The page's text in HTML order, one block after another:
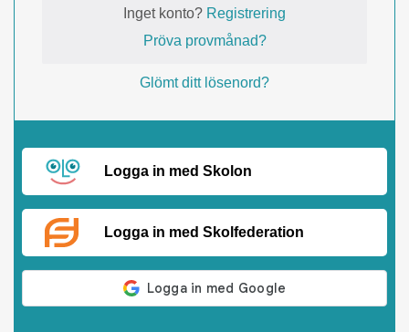
Inget konto? Registrering
Pröva provmånad?
Glömt ditt lösenord?
Logga in med Skolon
Logga in med Skolfederation